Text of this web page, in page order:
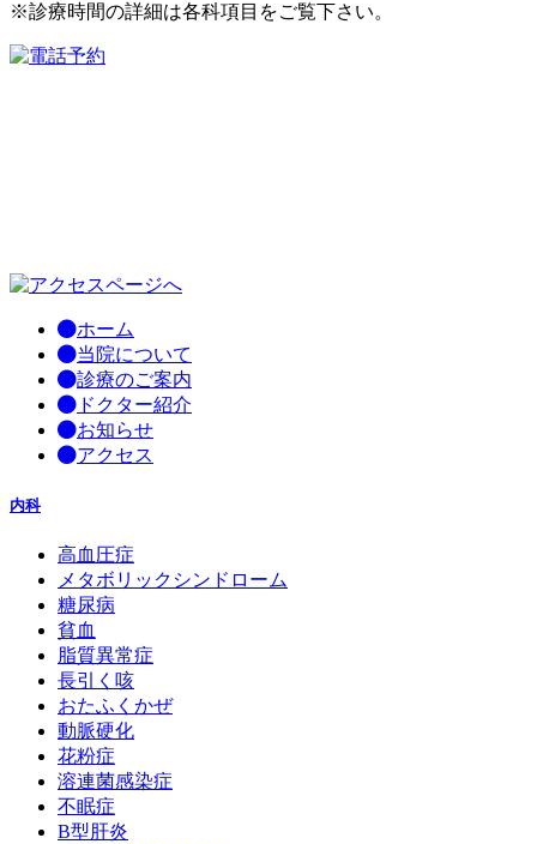
※診療時間の詳細は各科項目をご覧下さい。
ホーム
当院について
診療のご案内
ドクター紹介
お知らせ
アクセス
内科
高血圧症
メタボリックシンドローム
糖尿病
貧血
脂質異常症
長引く咳
おたふくかぜ
動脈硬化
花粉症
溶連菌感染症
不眠症
B型肝炎